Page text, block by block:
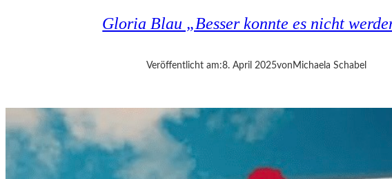
Gloria Blau „Besser konnte es nicht
Veröffentlicht am:8. April 2025von Michaela Schabel